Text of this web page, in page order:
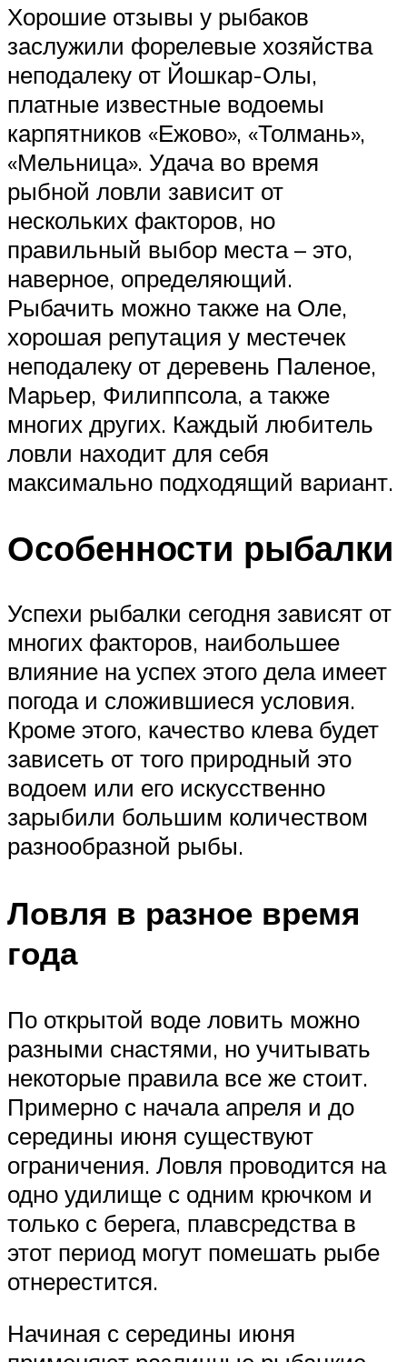
Хорошие отзывы у рыбаков
заслужили форелевые хозяйства
неподалеку от Йошкар-Олы,
платные известные водоемы
карпятников «Ежово», «Толмань»,
«Мельница». Удача во время
рыбной ловли зависит от
нескольких факторов, но
правильный выбор места – это,
наверное, определяющий.
Рыбачить можно также на Оле,
хорошая репутация у местечек
неподалеку от деревень Паленое,
Марьер, Филиппсола, а также
многих других. Каждый любитель
ловли находит для себя
максимально подходящий вариант.
Особенности рыбалки
Успехи рыбалки сегодня зависят от
многих факторов, наибольшее
влияние на успех этого дела имеет
погода и сложившиеся условия.
Кроме этого, качество клева будет
зависеть от того природный это
водоем или его искусственно
зарыбили большим количеством
разнообразной рыбы.
Ловля в разное время
года
По открытой воде ловить можно
разными снастями, но учитывать
некоторые правила все же стоит.
Примерно с начала апреля и до
середины июня существуют
ограничения. Ловля проводится на
одно удилище с одним крючком и
только с берега, плавсредства в
этот период могут помешать рыбе
отнерестится.
Начиная с середины июня